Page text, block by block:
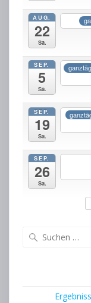
AUG.
22
Sa.
SEP.
5
Sa.
SEP.
19
Sa.
SEP.
26
Sa.